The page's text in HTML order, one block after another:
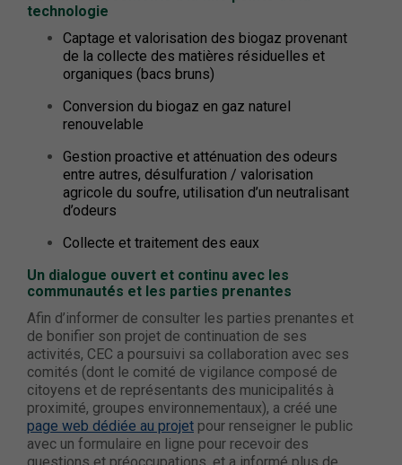
technologie
Captage et valorisation des biogaz provenant
de la collecte des matières résiduelles et
organiques (bacs bruns)
Conversion du biogaz en gaz naturel
renouvelable
Gestion proactive et atténuation des odeurs
entre autres, désulfuration / valorisation
agricole du soufre, utilisation d’un neutralisant
d’odeurs
Collecte et traitement des eaux
Un dialogue ouvert et continu avec les
communautés et les parties prenantes
Afin d’informer de consulter les parties prenantes et
de bonifier son projet de continuation de ses
activités, CEC a poursuivi sa collaboration avec ses
comités (dont le comité de vigilance composé de
citoyens et de représentants des municipalités à
proximité, groupes environnementaux), a créé une
page web dédiée au projet pour renseigner le public
avec un formulaire en ligne pour recevoir des